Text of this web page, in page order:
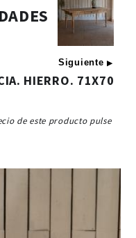
Siguiente▶
HIERRO. 71X70
de este producto pulse